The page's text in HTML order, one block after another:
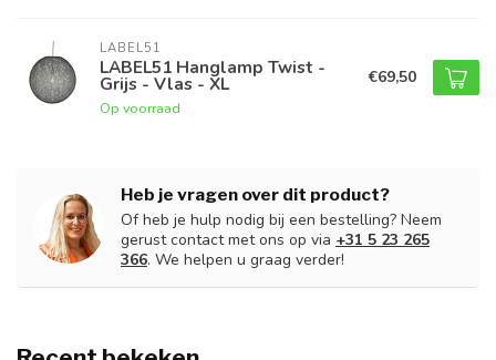
LABEL51
LABEL51 Hanglamp Twist -
Grijs - Vlas - XL
Op voorraad
€69,50
Heb je vragen over dit product?
Of heb je hulp nodig bij een bestelling? Neem
gerust contact met ons op via +31 5 23 265
366. We helpen u graag verder!